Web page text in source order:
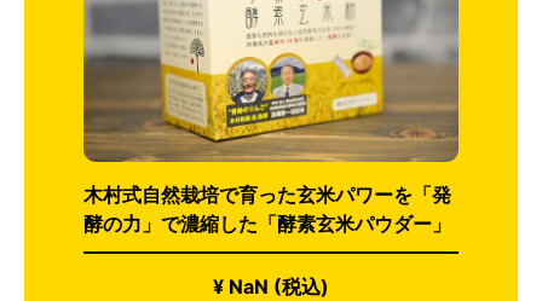
木村式自然栽培で育った玄米パワーを「発
酵の力」で濃縮した「酵素玄米パウダー」
¥ NaN (税込)